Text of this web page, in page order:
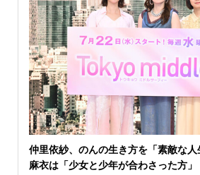
仲里依紗、のんの生き方を「素敵な人
麻衣は「少女と少年が合わさった方